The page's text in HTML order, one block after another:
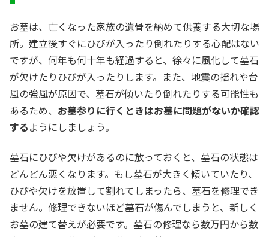
お墓は、亡くなった家族の遺骨を納めて供養する大切な場
所。建立後すぐにひびが入ったり倒れたりする心配はない
ですが、何年も何十年も経過すると、徐々に風化して墓石
が欠けたりひびが入ったりします。また、地震の揺れや台
風の強風が原因で、墓石が傾いたり倒れたりする可能性も
あるため、 お墓参りに行くときはお墓に問題がないか確認
するようにしましょう。
墓石にひびや欠けがあるのに放っておくと、墓石の状態は
どんどん悪くなります。もし墓石が大きく傾いていたり、
ひびや欠けを放置して割れてしまったら、墓石を修理でき
ません。修理できないほど墓石が傷んでしまうと、新しく
お墓の建て替えが必要です。墓石の修理なら数万円から数